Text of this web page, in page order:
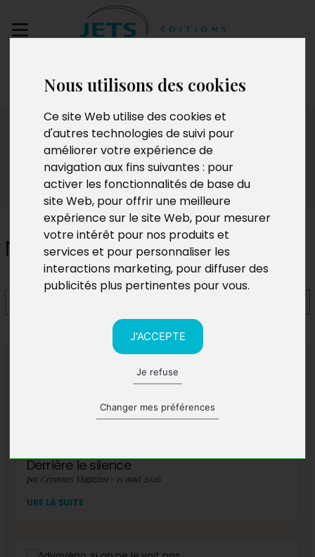
Nous utilisons des cookies
Ce site Web utilise des cookies et
d'autres technologies de suivi pour
améliorer votre expérience de
navigation aux fins suivantes : pour
activer les fonctionnalités de base du
site Web, pour offrir une meilleure
expérience sur le site Web, pour mesurer
votre intérêt pour nos produits et
services et pour personnaliser les
interactions marketing, pour diffuser des
publicités plus pertinentes pour vous.
J'ACCEPTE
Je refuse
Changer mes préférences
manuscrit
Presse
Noire-Neige, tome 1
A lire également
Derrière le silence
par Cévennes Magazine - 15 août 2026
LIRE LA SUITE